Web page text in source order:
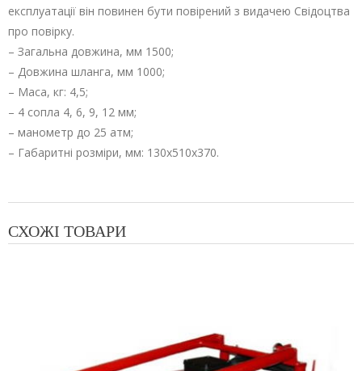
експлуатації він повинен бути повірений з видачею Свідоцтва
про повірку.
– Загальна довжина, мм 1500;
– Довжина шланга, мм 1000;
– Маса, кг: 4,5;
– 4 сопла 4, 6, 9, 12 мм;
– манометр до 25 атм;
– Габаритні розміри, мм: 130х510х370.
СХОЖІ ТОВАРИ